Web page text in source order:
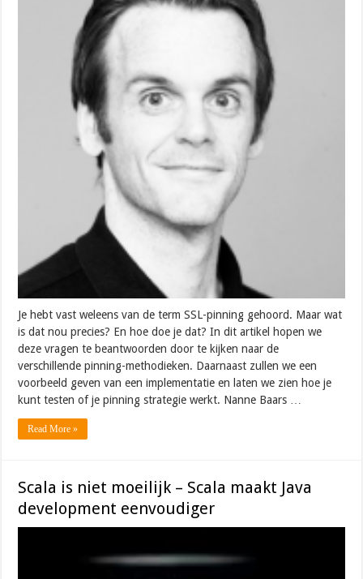
Je hebt vast weleens van de term SSL-pinning gehoord. Maar wat
is dat nou precies? En hoe doe je dat? In dit artikel hopen we
deze vragen te beantwoorden door te kijken naar de
verschillende pinning-methodieken. Daarnaast zullen we een
voorbeeld geven van een implementatie en laten we zien hoe je
kunt testen of je pinning strategie werkt. Nanne Baars …
Read More »
Scala is niet moeilijk – Scala maakt Java
development eenvoudiger